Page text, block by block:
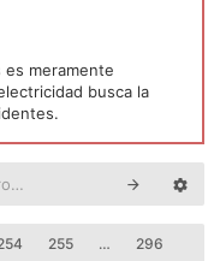
es meramente
busca la
255 … 296